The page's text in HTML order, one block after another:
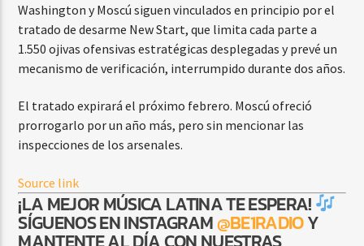
Washington y Moscú siguen vinculados en principio por el
tratado de desarme New Start, que limita cada parte a
1.550 ojivas ofensivas estratégicas desplegadas y prevé un
mecanismo de verificación, interrumpido durante dos años.
El tratado expirará el próximo febrero. Moscú ofreció
prorrogarlo por un año más, pero sin mencionar las
inspecciones de los arsenales.
Source link
¡LA MEJOR MÚSICA LATINA TE ESPERA!
SÍGUENOS EN INSTAGRAM@BE1RADIOY